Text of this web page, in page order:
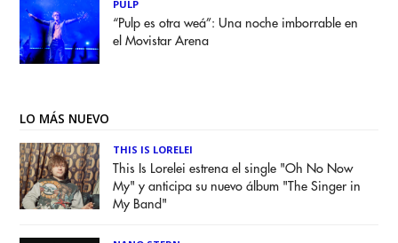
PULP
“Pulp es otra weá”: Una noche imborrable en
el Movistar Arena
LO MÁS NUEVO
THIS IS LORELEI
This Is Lorelei estrena el single "Oh No Now
My" y anticipa su nuevo álbum "The Singer in
My Band"